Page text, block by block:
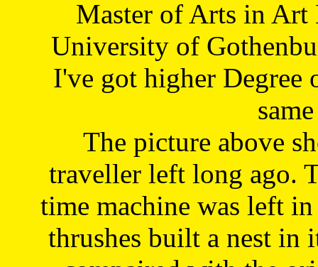
Master of Arts in Art
University of
I've got higher Degree
The picture above
traveller left long ago.
time machine was left
thrushes built a nest in